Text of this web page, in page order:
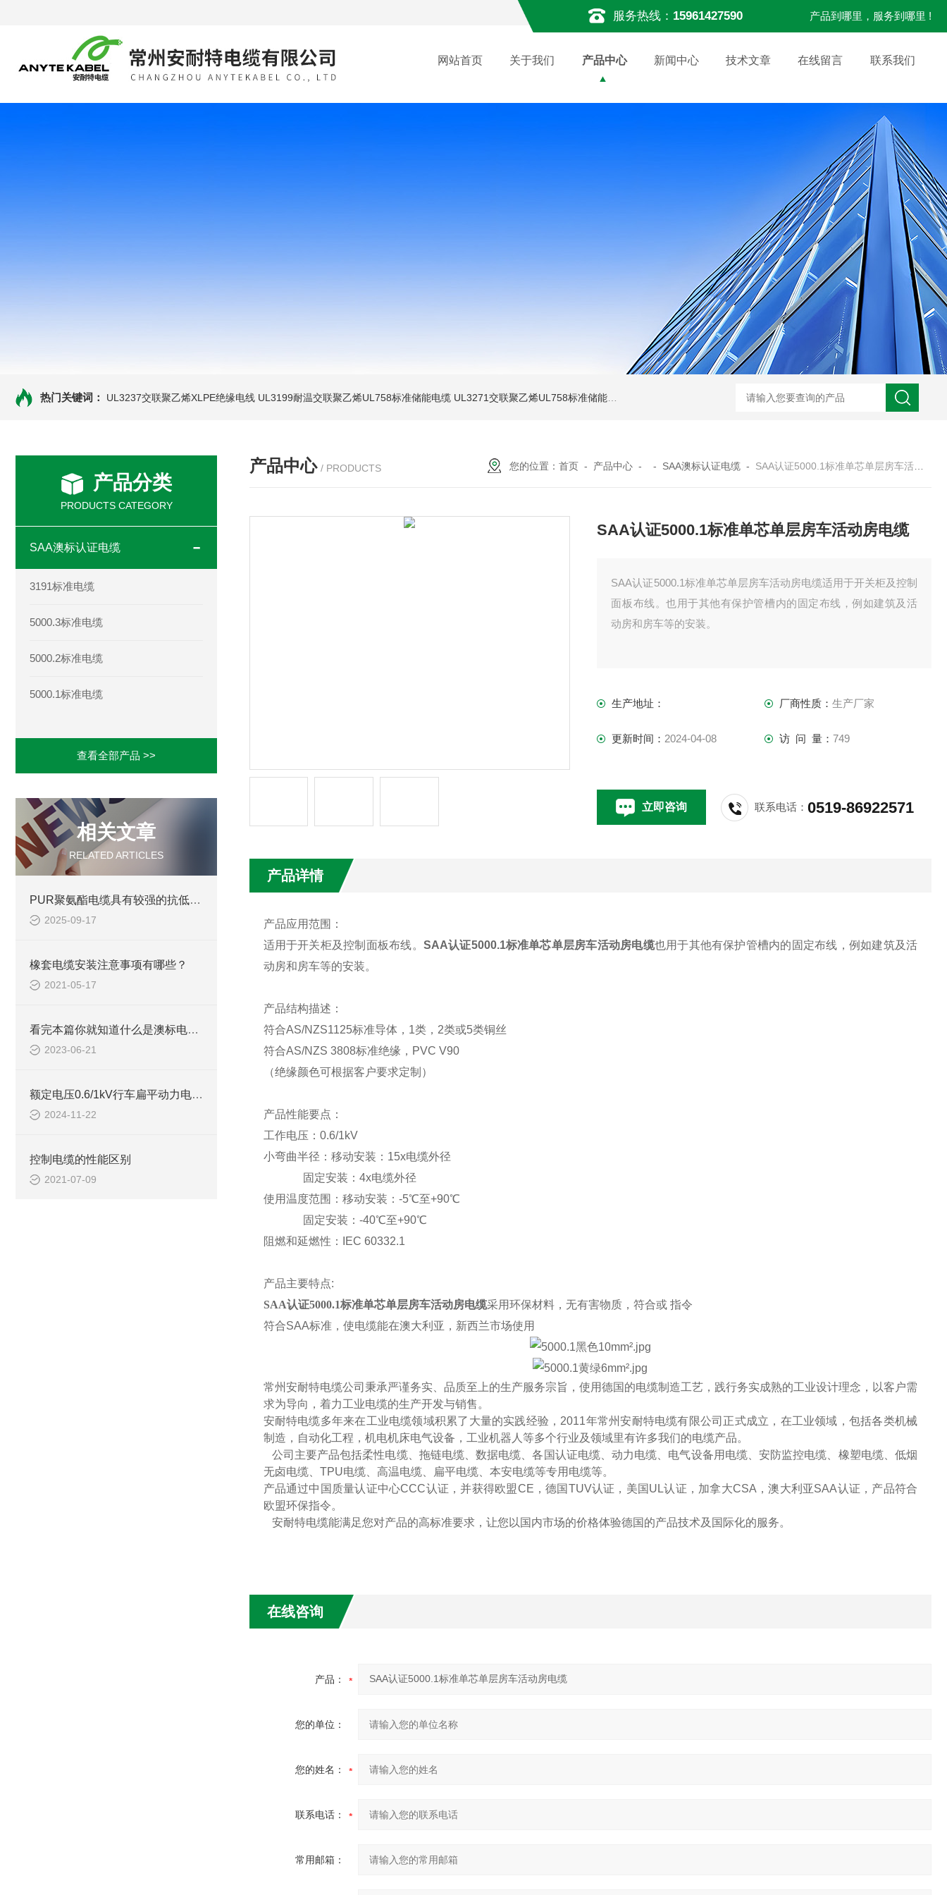
服务热线： 15961427590 产品到哪里，服务到哪里 !
网站首页 关于我们 产品中心 新闻中心 技术文章 在线留言 联系我们
热门关键词： UL3237交联聚乙烯XLPE绝缘电线 UL3199耐温交联聚乙烯UL758标准储能电缆 UL3271交联聚乙烯UL758标准储能电缆 UL758标准UL3320交联聚乙烯储能电缆 H05VVC4V5-K多芯屏蔽耐油电
产品分类
PRODUCTS CATEGORY
SAA澳标认证电缆
3191标准电缆
5000.3标准电缆
5000.2标准电缆
5000.1标准电缆
查看全部产品 >>
相关文章
RELATED ARTICLES
PUR聚氨酯电缆具有较强的抗低温性能
2025-09-17
橡套电缆安装注意事项有哪些？
2021-05-17
看完本篇你就知道什么是澳标电缆了
2023-06-21
额定电压0.6/1kV行车扁平动力电缆如何挑选
2024-11-22
控制电缆的性能区别
2021-07-09
产品中心 / PRODUCTS 您的位置：首页 - 产品中心 - - SAA澳标认证电缆 - SAA认证5000.1标准单芯单层房车活动房电缆
SAA认证5000.1标准单芯单层房车活动房电缆
SAA认证5000.1标准单芯单层房车活动房电缆适用于开关柜及控制
面板布线。也用于其他有保护管槽内的固定布线，例如建筑及活
动房和房车等的安装。
生产地址： 厂商性质： 生产厂家
更新时间： 2024-04-08 访 问 量： 749
立即咨询 联系电话：0519-86922571
产品详情
产品应用范围：
适用于开关柜及控制面板布线。 SAA认证5000.1标准单芯单层房车活动房电缆也用于其他有保护管槽内的固定布线，例如建筑及活
动房和房车等的安装。
产品结构描述：
符合AS/NZS1125标准导体，1类，2类或5类铜丝
符合AS/NZS 3808标准绝缘，PVC V90
（绝缘颜色可根据客户要求定制）
产品性能要点：
工作电压： 0.6/1kV
小弯曲半径：移动安装： 15x电缆外径
固定安装： 4x电缆外径
使用温度范围：移动安装： -5℃至+90℃
固定安装： -40℃至+90℃
阻燃和延燃性：
IEC 60332.1
产品主要特点:
SAA认证5000.1标准单芯单层房车活动房电缆采用环保材料，无有害物质，符合或 指令
符合SAA标准，使电缆能在澳大利亚，新西兰市场使用
常州安耐特电缆公司秉承严谨务实、品质至上的生产服务宗旨，使用德国的电缆制造工艺，践行务实成熟的工业设计理念，以客户需
求为导向，着力工业电缆的生产开发与销售。
安耐特电缆多年来在工业电缆领域积累了大量的实践经验，2011年常州安耐特电缆有限公司正式成立，在工业领域，包括各类机械
制造，自动化工程，机电机床电气设备，工业机器人等多个行业及领域里有许多我们的电缆产品。
公司主要产品包括柔性电缆、拖链电缆、数据电缆、各国认证电缆、动力电缆、电气设备用电缆、安防监控电缆、橡塑电缆、低烟
无卤电缆、TPU电缆、高温电缆、扁平电缆、本安电缆等专用电缆等。
产品通过中国质量认证中心CCC认证，并获得欧盟CE，德国TUV认证，美国UL认证，加拿大CSA，澳大利亚SAA认证，产品符合
欧盟环保指令。
安耐特电缆能满足您对产品的高标准要求，让您以国内市场的价格体验德国的产品技术及国际化的服务。
在线咨询
产品：
您的单位：
您的姓名：
联系电话：
常用邮箱：